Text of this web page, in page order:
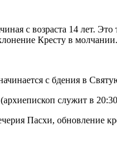
с возраста 14 лет.
Кресту в молчании.
с бдения в
служит в
Пасхи, обновление